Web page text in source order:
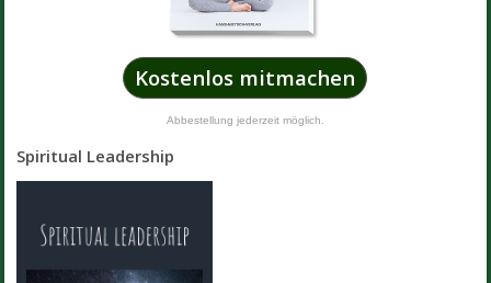
Kostenlos mitmachen
Abbestellung jederzeit möglich.
Spiritual Leadership